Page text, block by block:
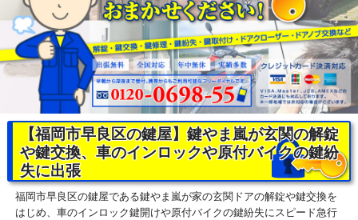
【福岡市早良区の鍵屋】鍵やま嵐が玄関の解錠
や鍵交換、車のインロックや原付バイクの鍵紛
失に出張
福岡市早良区の鍵屋である鍵やま嵐が家の玄関ドアの解錠や鍵交換を
はじめ、車のインロック鍵開けや原付バイクの鍵紛失にスピード急行